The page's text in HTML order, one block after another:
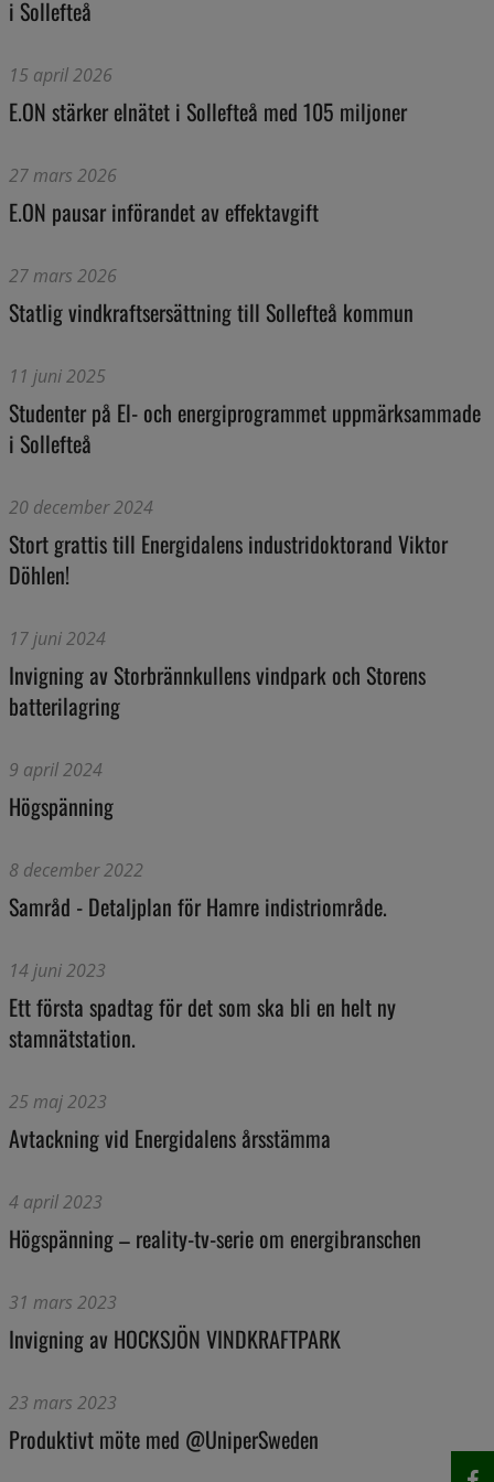
i Sollefteå
15 april 2026
E.ON stärker elnätet i Sollefteå med 105 miljoner
27 mars 2026
E.ON pausar införandet av effektavgift
27 mars 2026
Statlig vindkraftsersättning till Sollefteå kommun
11 juni 2025
Studenter på El- och energiprogrammet uppmärksammade
i Sollefteå
20 december 2024
Stort grattis till Energidalens industridoktorand Viktor
Döhlen!
17 juni 2024
Invigning av Storbrännkullens vindpark och Storens
batterilagring
9 april 2024
Högspänning
8 december 2022
Samråd - Detaljplan för Hamre indistriområde.
14 juni 2023
Ett första spadtag för det som ska bli en helt ny
stamnätstation.
25 maj 2023
Avtackning vid Energidalens årsstämma
4 april 2023
Högspänning – reality-tv-serie om energibranschen
31 mars 2023
Invigning av HOCKSJÖN VINDKRAFTPARK
23 mars 2023
Produktivt möte med @UniperSweden